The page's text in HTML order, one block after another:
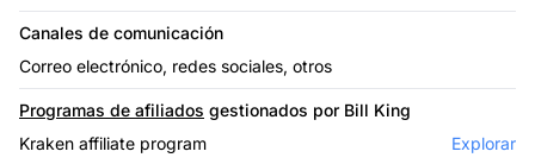
Canales de comunicación
Correo electrónico, redes sociales, otros
Programas de afiliados gestionados por Bill King
Kraken affiliate program
Explorar